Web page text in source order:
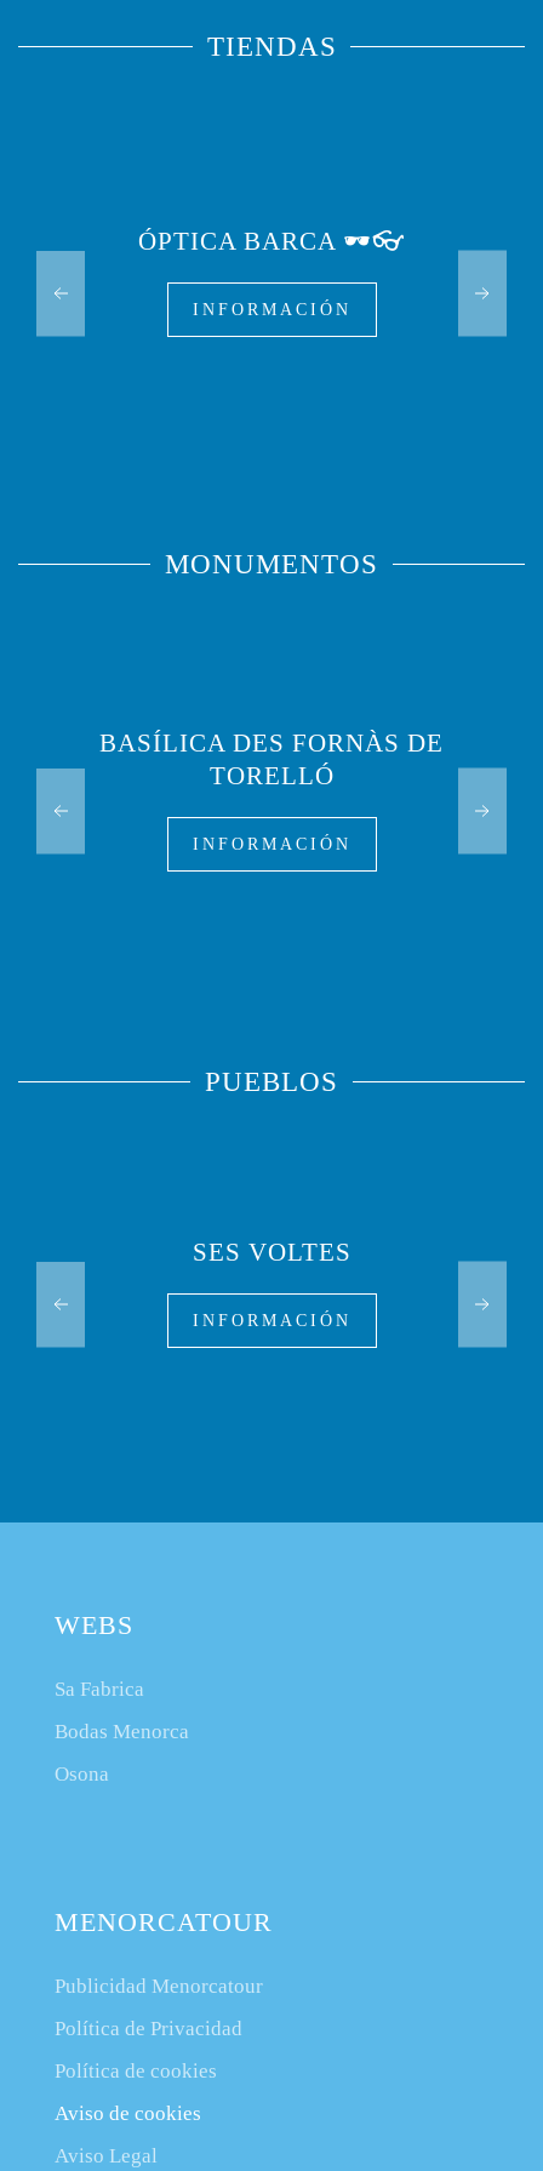
TIENDAS
ÓPTICA BARCA 🕶️👓
INFORMACIÓN
MONUMENTOS
BASÍLICA DES FORNÀS DE
TORELLÓ
INFORMACIÓN
PUEBLOS
SES VOLTES
INFORMACIÓN
WEBS
Sa Fabrica
Bodas Menorca
Osona
MENORCATOUR
Publicidad Menorcatour
Política de Privacidad
Política de cookies
Aviso de cookies
Aviso Legal